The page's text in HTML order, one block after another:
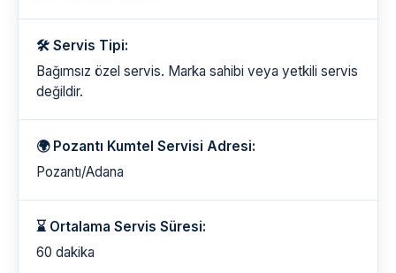
🛠️ Servis Tipi:
Bağımsız özel servis. Marka sahibi veya yetkili servis
değildir.
🌍 Pozantı Kumtel Servisi Adresi:
Pozantı/Adana
⌛ Ortalama Servis Süresi:
60 dakika